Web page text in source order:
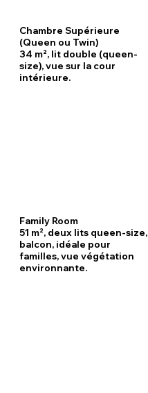
Chambre Supérieure
(Queen ou Twin)
34 m², lit double (queen-
size), vue sur la cour
intérieure.
Family Room
51 m², deux lits queen-size,
balcon, idéale pour
familles, vue végétation
environnante.